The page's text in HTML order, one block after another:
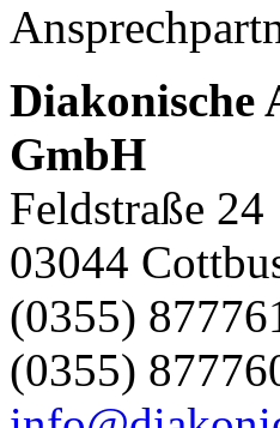
Diakonische
GmbH
Feldstraße 24
03044
(0355)
(0355)